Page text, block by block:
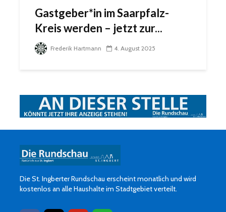
Gastgeber*in im Saarpfalz-
Kreis werden – jetzt zur...
Frederik Hartmann 4. August 2025
Die St. Ingberter Rundschau erscheint monatlich und wird
kostenlos an alle Haushalte im Stadtgebiet verteilt.